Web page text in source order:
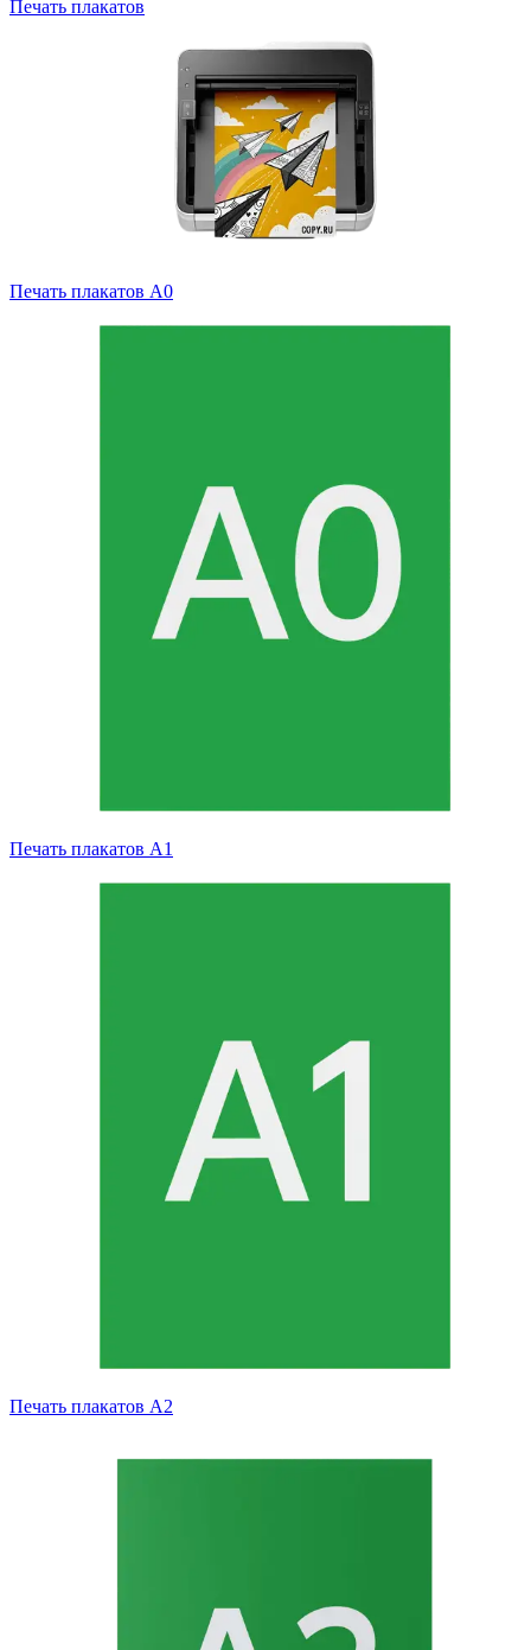
Печать плакатов
Печать плакатов А0
Печать плакатов А1
Печать плакатов А2